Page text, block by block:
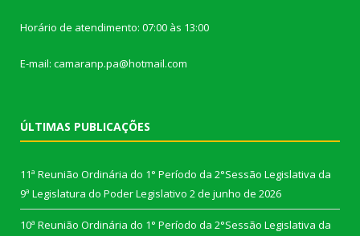
Horário de atendimento: 07:00 às 13:00
E-mail: camaranp.pa@hotmail.com
ÚLTIMAS PUBLICAÇÕES
11ª Reunião Ordinária do 1° Período da 2°Sessão Legislativa da
9ª Legislatura do Poder Legislativo 2 de junho de 2026
10ª Reunião Ordinária do 1° Período da 2°Sessão Legislativa da